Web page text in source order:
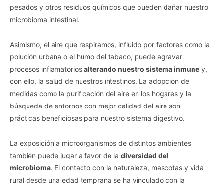
pesados y otros residuos químicos que pueden dañar nuestro
microbioma intestinal.
Asimismo, el aire que respiramos, influido por factores como la
polución urbana o el humo del tabaco, puede agravar
procesos inflamatorios alterando nuestro sistema inmune y,
con ello, la salud de nuestros intestinos. La adopción de
medidas como la purificación del aire en los hogares y la
búsqueda de entornos con mejor calidad del aire son
prácticas beneficiosas para nuestro sistema digestivo.
La exposición a microorganismos de distintos ambientes
también puede jugar a favor de la diversidad del
microbioma. El contacto con la naturaleza, mascotas y vida
rural desde una edad temprana se ha vinculado con la